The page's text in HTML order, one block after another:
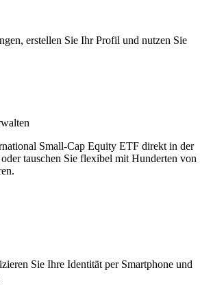
erstellen Sie Ihr Profil und nutzen Sie
Small-Cap Equity ETF direkt in der
tauschen Sie flexibel mit Hunderten von
Sie Ihre Identität per Smartphone und